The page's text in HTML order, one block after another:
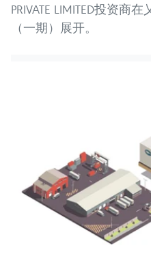
PRIVATE LIMITED投资商
（一期）展开。